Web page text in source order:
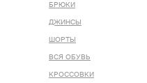
БРЮКИ
ДЖИНСЫ
ШОРТЫ
ВСЯ ОБУВЬ
КРОССОВКИ